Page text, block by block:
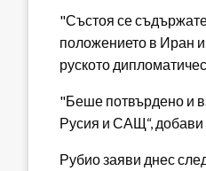
"Състоя се
положението в Иран
руското
"Беше потвърдено и
Русия и САЩ“, добави
Рубио заяви днес